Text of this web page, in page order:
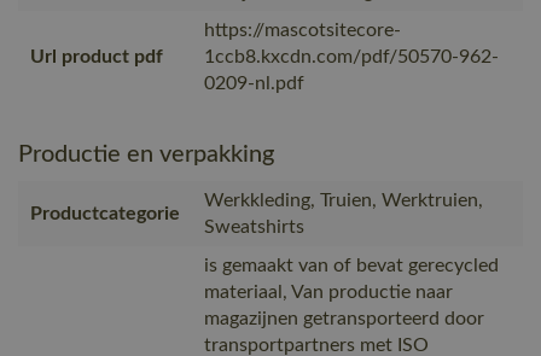
Url product pdf
https://mascotsitecore-
1ccb8.kxcdn.com/pdf/50570-962-
0209-nl.pdf
Productie en verpakking
Productcategorie
Werkkleding, Truien, Werktruien,
Sweatshirts
is gemaakt van of bevat gerecycled
materiaal, Van productie naar
magazijnen getransporteerd door
transportpartners met ISO